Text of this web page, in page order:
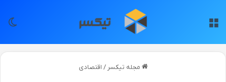
مجله تیکسر / اقتصادی